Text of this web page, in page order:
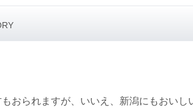
おられますが、いいえ、新潟にもおいし